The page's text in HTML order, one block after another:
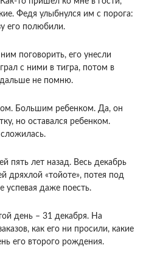
Федя улыбнулся им с порога:
его полюбили.
поговорить, его унесли
с ними в тигра, потом в
дальше не помню.
Большим ребенком. Да, он
но оставался ребенком.
пять лет назад. Весь декабрь
дряхлой «тойоте», потея под
успевая даже поесть.
день – 31 декабря. На
как его ни просили, какие
его второго рождения.